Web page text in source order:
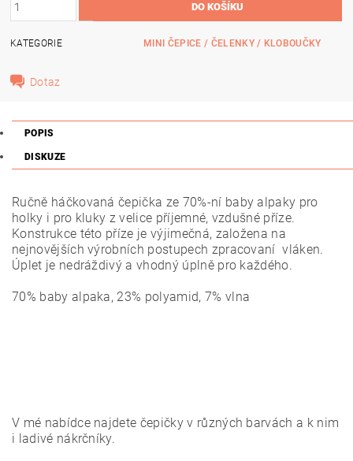
KATEGORIE MINI ČEPICE / ČELENKY / KLOBOUČKY
Dotaz
POPIS
DISKUZE
Ručně háčkovaná čepička ze 70%-ní baby alpaky pro
holky i pro kluky z velice příjemné, vzdušné příze.
Konstrukce této příze je výjimečná, založena na
nejnovějších výrobních postupech zpracovaní vláken.
Úplet je nedráždivý a vhodný úplně pro každého.
70% baby alpaka, 23% polyamid, 7% vlna
V mé nabídce najdete čepičky v různých barvách a k nim
i ladivé nákrčníky.